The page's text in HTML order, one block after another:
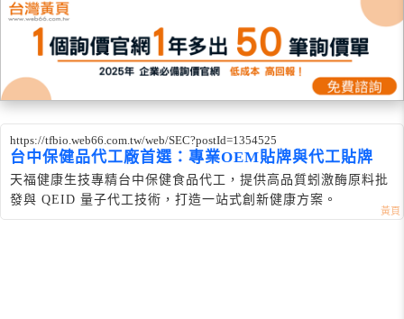
https://tfbio.web66.com.tw/web/SEC?postId=1354525
台中保健品代工廠首選：專業OEM貼牌與代工貼牌
天福健康生技專精台中保健食品代工，提供高品質蚓激酶原料批
發與 QEID 量子代工技術，打造一站式創新健康方案。